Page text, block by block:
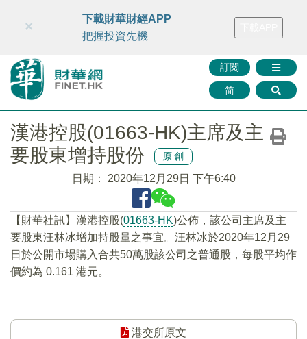
財華智庫網 FINTV FINMETA 財華證券 媒體矩陣
訂閱
简
×
下載財華財經APP
把握投資先機
漢港控股(01663-HK)主席及主
要股東增持股份
原創
日期： 2020年12月29日 下午6:40
【財華社訊】漢港控股(01663-HK)公佈，該公司主席及主
要股東汪林冰增加持股量之事宜。汪林冰於2020年12月29
日於公開市場購入合共50萬股該公司之普通股，每股平均作
價約為 0.161 港元。
港交所原文